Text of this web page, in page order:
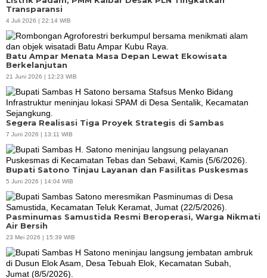
Transparansi
4 Juli 2026 | 22:14 WIB
Batu Ampar Menata Masa Depan Lewat Ekowisata
Berkelanjutan
21 Juni 2026 | 12:23 WIB
Segera Realisasi Tiga Proyek Strategis di Sambas
7 Juni 2026 | 13:11 WIB
Bupati Satono Tinjau Layanan dan Fasilitas Puskesmas
5 Juni 2026 | 14:04 WIB
Pasminumas Samustida Resmi Beroperasi, Warga Nikmati
Air Bersih
23 Mei 2026 | 15:39 WIB